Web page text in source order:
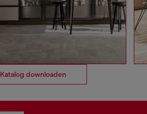
Katalog downloaden